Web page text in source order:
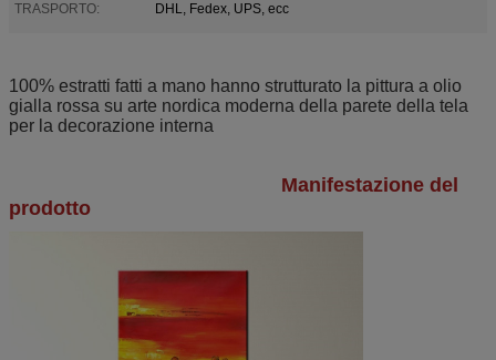
TRASPORTO:
DHL, Fedex, UPS, ecc
100% estratti fatti a mano hanno strutturato la pittura a olio
gialla rossa su arte nordica moderna della parete della tela
per la decorazione interna
Manifestazione del
prodotto